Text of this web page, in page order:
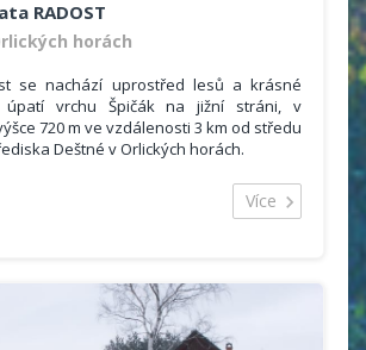
RADOST
horách
se nachází uprostřed lesů a krásné
vrchu Špičák na jižní stráni, v
720 m ve vzdálenosti 3 km od středu
Deštné v Orlických horách.
apartmány (možnost vlastního
dřevěné, celoročně obyvatelné chateky
šipky), zásobený bar ( televize,
Sociální zařízení je na patře.
Více